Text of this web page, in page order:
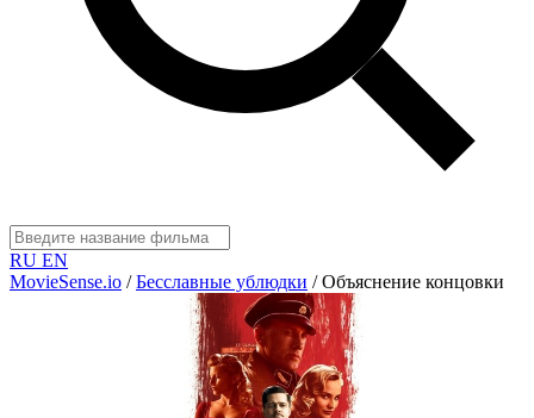
RU EN
MovieSense.io / Бесславные ублюдки / Объяснение концовки